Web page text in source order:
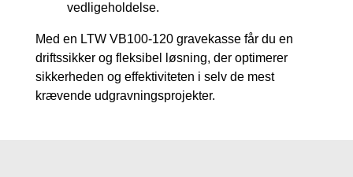
vedligeholdelse.
Med en LTW VB100-120 gravekasse får du en
driftssikker og fleksibel løsning, der optimerer
sikkerheden og effektiviteten i selv de mest
krævende udgravningsprojekter.